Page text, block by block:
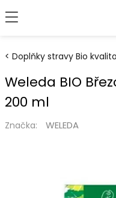
Doplňky stravy Bio kvalita
Weleda BIO
200 ml
Značka: WELEDA